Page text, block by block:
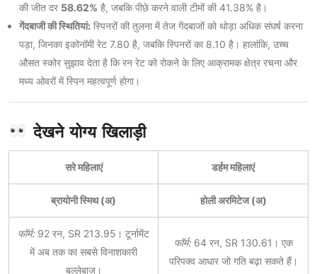
की जीत दर 58.62% है, जबकि पीछे करने वाली टीमों की 41.38% है।
गेंदबाजी की स्थितियां: स्पिनरों की तुलना में तेज गेंदबाजों को थोड़ा अधिक संघर्ष करना
पड़ा, जिनका इकोनॉमी रेट 7.80 है, जबकि स्पिनरों का 8.10 है। हालांकि, उच्च
औसत स्कोर सुझाव देता है कि रन रेट को रोकने के लिए आक्रामक क्षेत्र रचना और
मध्य ओवरों में स्पिन महत्वपूर्ण होगा।
देखने योग्य खिलाड़ी
सरे महिलाएं डर्हम महिलाएं
ब्रायोनी स्मिथ (अ) होली अरमिटेज (अ)
फॉर्म:92 रन, SR 213.95। टूर्नामेंट
में अब तक का सबसे विनाशकारी
बल्लेबाज।
फॉर्म:64 रन, SR 130.61। एक
परिपक्व आधार जो गति बढ़ा सकते हैं।